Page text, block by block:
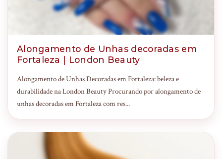
Alongamento de Unhas decoradas em
Fortaleza | London Beauty
Alongamento de Unhas Decoradas em Fortaleza: beleza e
durabilidade na London Beauty Procurando por alongamento de
unhas decoradas em Fortaleza com res...